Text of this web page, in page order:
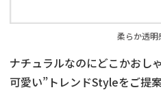
柔らか透
ナチュラルなのにどこかおし
可愛い”トレンドStyleをご提